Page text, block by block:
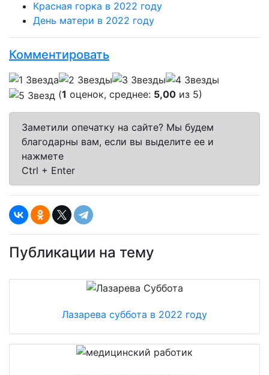
Красная горка в 2022 году
День матери в 2022 году
Комментировать
(1 оценок, среднее: 5,00 из 5)
Заметили опечатку на сайте? Мы будем
благодарны вам, если вы выделите ее и
нажмете
Ctrl + Enter
Публикации на тему
Лазарева суббота в 2022 году